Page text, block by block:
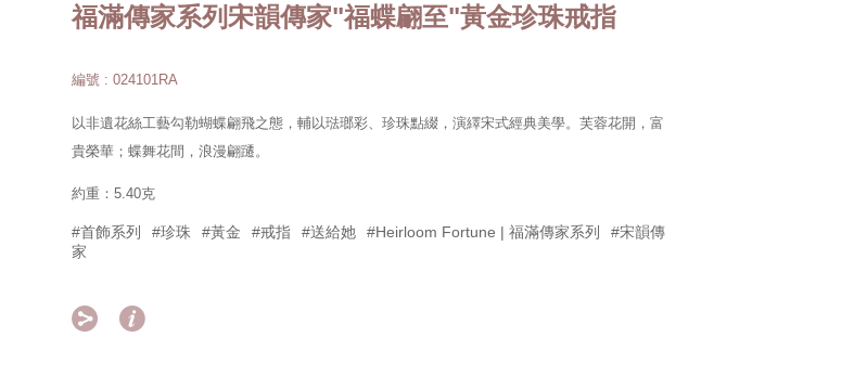
福滿傳家系列宋韻傳家"福蝶翩至"黃金珍珠戒指
編號 : 024101RA
以非遺花絲工藝勾勒蝴蝶翩飛之態，輔以琺瑯彩、珍珠點綴，演繹宋式經典美學。芙蓉花開，富
貴榮華；蝶舞花間，浪漫翩躚。
約重：5.40克
#首飾系列 #珍珠 #黃金 #戒指 #送給她 #Heirloom Fortune | 福滿傳家系列
#宋韻傳
家
 